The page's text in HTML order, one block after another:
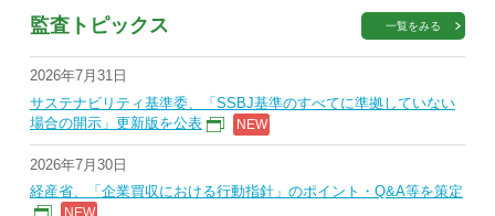
監査トピックス 一覧をみる
2026年7月31日
サステナビリティ基準委、「SSBJ基準のすべてに準拠していない
場合の開示」更新版を公表
2026年7月30日
経産省、「企業買収における行動指針」のポイント・Q&A等を策定